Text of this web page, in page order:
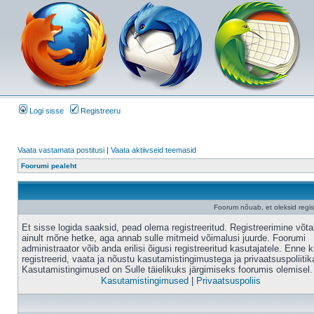
Logi sisse Registreeru
Vaata vastamata postitusi | Vaata aktiivseid teemasid
Foorumi pealeht
Foorum nõuab, et oleksid
Et sisse logida saaksid, pead olema registreeritud. Registreerimine
ainult mõne hetke, aga annab sulle mitmeid võimalusi juurde. Foorumi
administraator võib anda erilisi õigusi registreeritud kasutajatele. Enne
registreerid, vaata ja nõustu kasutamistingimustega ja
Kasutamistingimused on Sulle täielikuks järgimiseks foorumis olemisel.
Kasutamistingimused
Privaatsuspoliis